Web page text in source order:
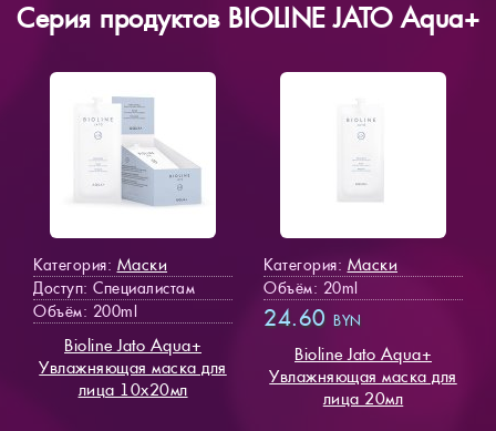
Серия продуктов BIOLINE JATO Aqua+
Категория: Маски
Доступ: Специалистам
Объём: 200ml
Bioline Jato Aqua+
Увлажняющая маска для
лица 10х20мл
Категория: Маски
Объём: 20ml
24.60 BYN
Bioline Jato Aqua+
Увлажняющая маска для
лица 20мл